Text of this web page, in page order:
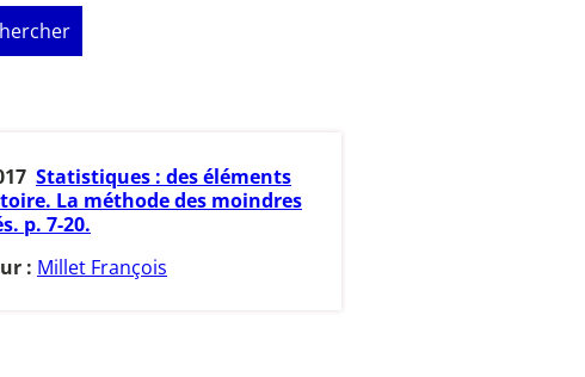
Statistiques : des éléments
La méthode des moindres
p. 7-20.
: Millet François